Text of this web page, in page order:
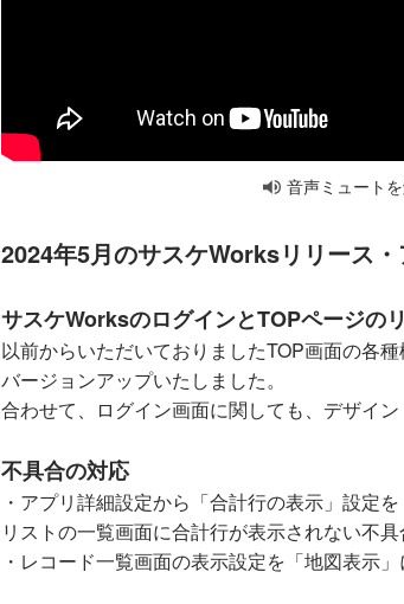
音声ミュート
2024年5月のサスケWorksリリース
サスケWorksのログインとTOPページの
以前からいただいておりましたTOP画面の各
バージョンアップいたしました。
合わせて、ログイン画面に関しても、デザイン
不具合の対応
・アプリ詳細設定から「合計行の表示」設定
リストの一覧画面に合計行が表示されない不
・レコード一覧画面の表示設定を「地図表示